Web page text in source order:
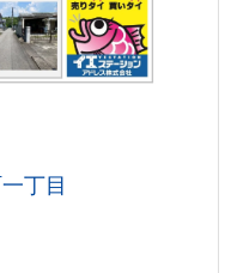
丁目